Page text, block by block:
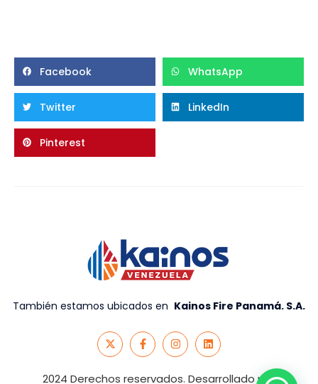
Facebook WhatsApp
Twitter LinkedIn
Pinterest
También estamos ubicados en Kainos Fire Panamá. S.A.
2024 Derechos reservados. Desarrollado por